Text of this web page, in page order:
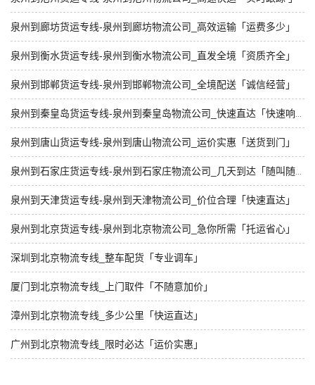
泉州到廊坊货运专线-泉州到廊坊物流公司_高效运输「运费多少」
泉州到衡水货运专线-泉州到衡水物流公司_直发全境「资质齐全」
泉州到邯郸货运专线-泉州到邯郸物流公司_全境配送「诚信经营」
泉州到唐山货运专线-泉州到唐山物流公司_运价实惠「送货到门」
泉州到天津货运专线-泉州到天津物流公司_价位合理「快速直达」
泉州到北京货运专线-泉州到北京物流公司_急你所需「托运省心」
深圳到北京物流专线_整车配货「专业调车」
厦门到北京物流专线_上门取件「不随意加价」
漳州到北京物流专线_多少公里「快运直达」
广州到北京物流专线_限时必达「运价实惠」